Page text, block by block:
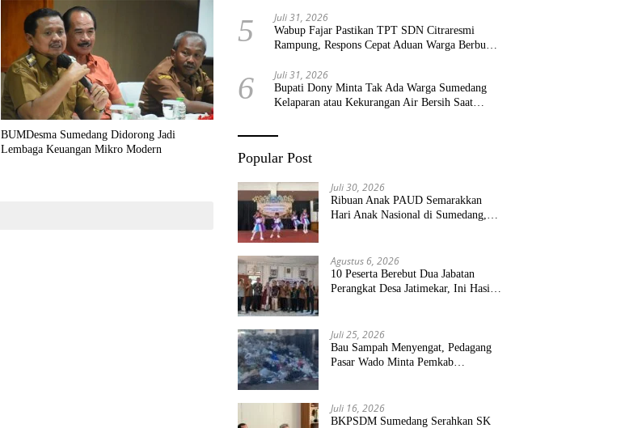
BUMDesma Sumedang Didorong Jadi
Lembaga Keuangan Mikro Modern
5 Juli 31, 2026
Wabup Fajar Pastikan TPT SDN Citraresmi
Rampung, Respons Cepat Aduan Warga Berbuah
6 Juli 31, 2026
Bupati Dony Minta Tak Ada Warga Sumedang
Kelaparan atau Kekurangan Air Bersih Saat
Popular Post
Juli 30, 2026
Ribuan Anak PAUD Semarakkan
Hari Anak Nasional di Sumedang,
Agustus 6, 2026
10 Peserta Berebut Dua Jabatan
Perangkat Desa Jatimekar, Ini Hasil
Juli 25, 2026
Bau Sampah Menyengat, Pedagang
Pasar Wado Minta Pemkab
Juli 16, 2026
BKPSDM Sumedang Serahkan SK